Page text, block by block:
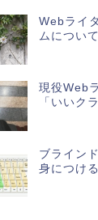
Webライ
ムについ
現役Web
「いいク
ブライン
身につけ